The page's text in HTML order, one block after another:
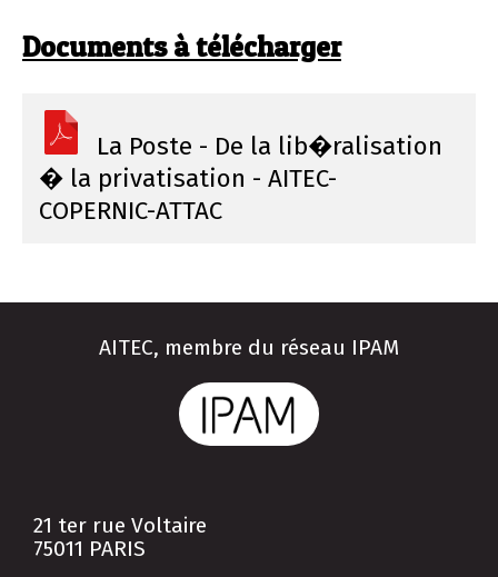
Documents à télécharger
La Poste - De la lib�ralisation
� la privatisation - AITEC-
COPERNIC-ATTAC
AITEC, membre du réseau IPAM
21 ter rue Voltaire
75011 PARIS